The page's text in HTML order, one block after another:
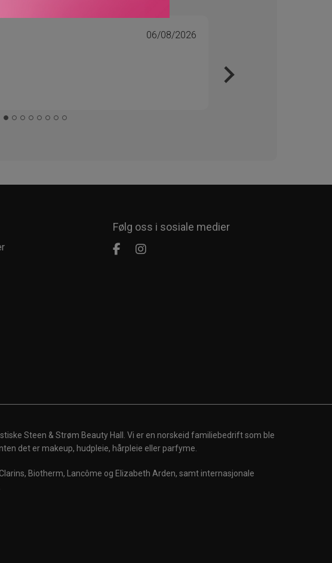
06/08/2026
Følg oss i sosiale medier
Steen & Strøm Beauty Hall. Vi er en norskeid familiebedrift som ble
det er makeup, hudpleie, hårpleie eller parfyme.
Biotherm, Lancôme og Elizabeth Arden, samt internasjonale